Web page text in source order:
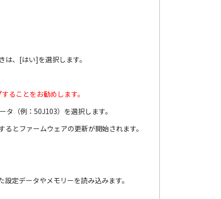
、[はい]を選択します。
ることをお勧めします。
（例：50J103）を選択します。
とファームウェアの更新が開始されます。
定データやメモリーを読み込みます。